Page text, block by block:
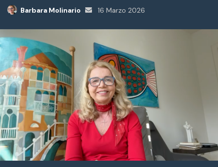
Barbara Molinario
Invia
16 Marzo 2026